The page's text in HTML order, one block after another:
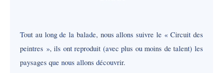
Tout au long de la balade, nous allons suivre le « Circuit des
peintres », ils ont reproduit (avec plus ou moins de talent) les
paysages que nous allons découvrir.